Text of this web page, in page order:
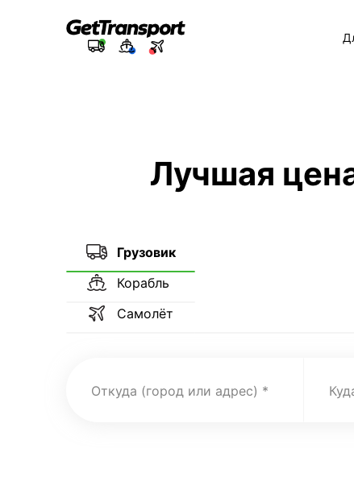
Лучшая
Грузовик
Корабль
Самолёт
Откуда (город или адрес)